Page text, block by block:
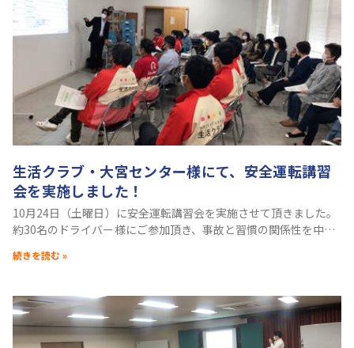
生活クラブ・大宮センター様にて、安全運転講習
会を実施しました！
10月24日（土曜日）に安全運転講習会を実施させて頂きました。​
約30名のドライバー様にご参加頂き、事故と習慣の関係性を中心
ップがあります。 例えば、 ・一時停
続きを読む »